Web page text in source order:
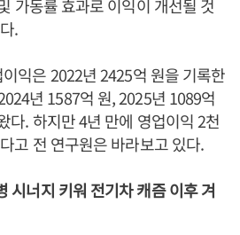
가동률 효과로 이익이 개선될 것
.
익은 2022년 2425억 원을 기록한
년 1587억 원, 2025년 1089억
다. 하지만 4년 만에 영업이익 2천
고 전 연구원은 바라보고 있다.
너지 키워 전기차 캐즘 이후 겨